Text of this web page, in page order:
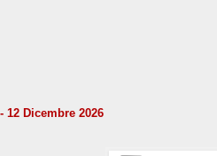
12 Dicembre 2026